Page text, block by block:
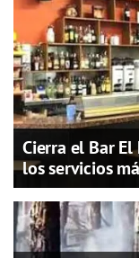
Cierra el Bar
los servicios